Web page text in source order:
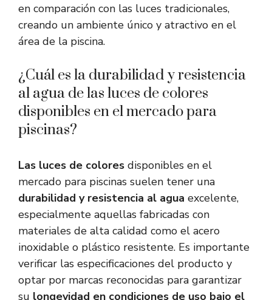
en comparación con las luces tradicionales,
creando un ambiente único y atractivo en el
área de la piscina.
¿Cuál es la durabilidad y resistencia
al agua de las luces de colores
disponibles en el mercado para
piscinas?
Las luces de colores disponibles en el
mercado para piscinas suelen tener una
durabilidad y resistencia al agua excelente,
especialmente aquellas fabricadas con
materiales de alta calidad como el acero
inoxidable o plástico resistente. Es importante
verificar las especificaciones del producto y
optar por marcas reconocidas para garantizar
su longevidad en condiciones de uso bajo el